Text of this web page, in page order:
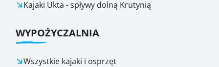
Kajaki Ukta - spływy dolną Krutynią
WYPOŻYCZALNIA
Wszystkie kajaki i osprzęt